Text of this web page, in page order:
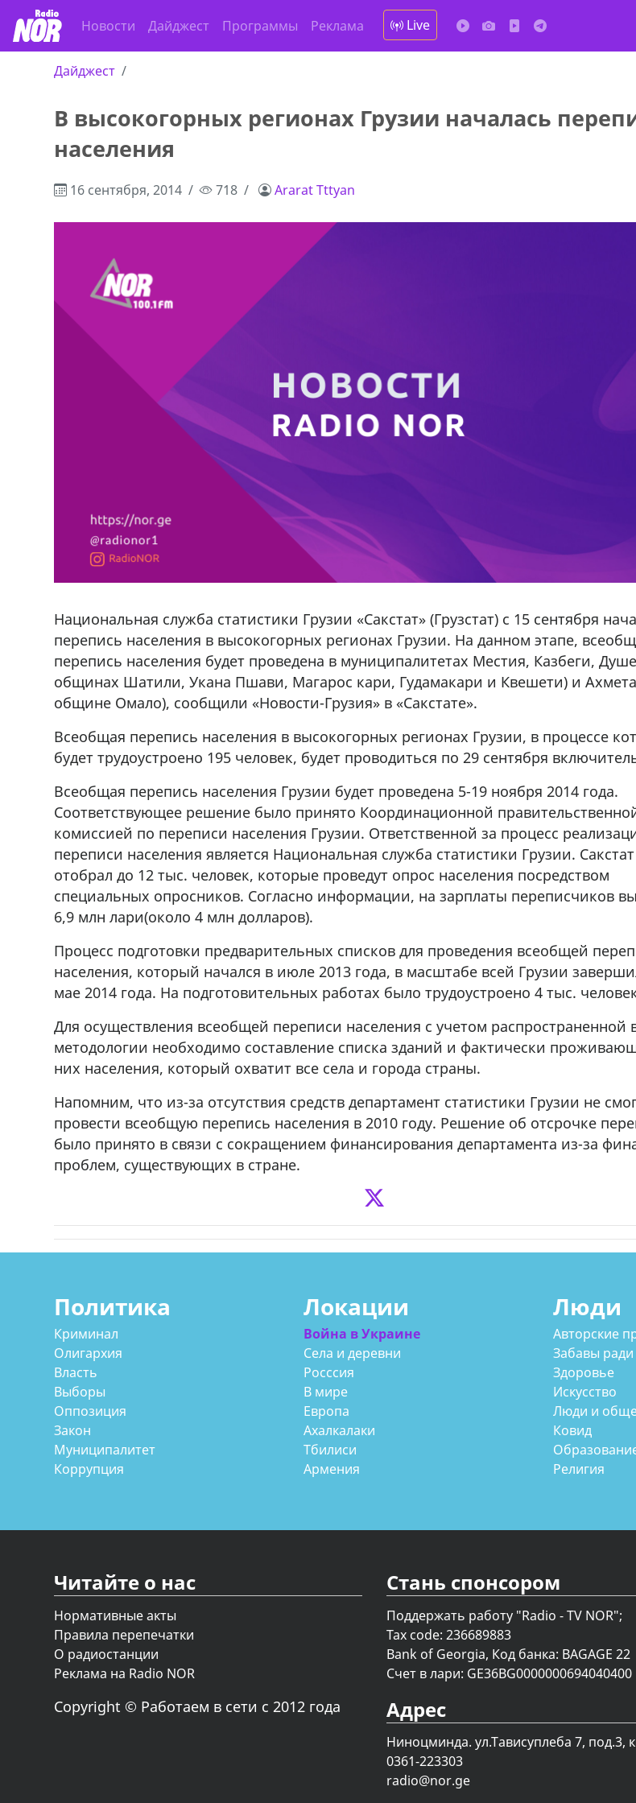
Новости Дайджест Программы Реклама Live
Дайджест
В высокогорных регионах Грузии началась
населения
16 сентября, 2014 718 Ararat Tttyan
Национальная служба статистики Грузии «Сакстат» (Грузстат) с 15 сентября
перепись населения в высокогорных регионах Грузии. На данном этапе,
перепись населения будет проведена в муниципалитетах Местия, Казбеги,
общинах Шатили, Укана Пшави, Магарос кари, Гудамакари и Квешети) и
общине Омало), сообщили «Новости-Грузия» в «Сакстате».
Всеобщая перепись населения в высокогорных регионах Грузии, в процессе
будет трудоустроено 195 человек, будет проводиться по 29 сентября
Всеобщая перепись населения Грузии будет проведена 5-19 ноября 2014 года.
Соответствующее решение было принято Координационной
комиссией по переписи населения Грузии. Ответственной за процесс
переписи населения является Национальная служба статистики Грузии. Сакстат
отобрал до 12 тыс. человек, которые проведут опрос населения посредством
специальных опросников. Согласно информации, на зарплаты переписчиков
6,9 млн лари(около 4 млн долларов).
Процесс подготовки предварительных списков для проведения всеобщей
населения, который начался в июле 2013 года, в масштабе всей Грузии
мае 2014 года. На подготовительных работах было трудоустроено 4 тыс.
Для осуществления всеобщей переписи населения с учетом распространенной
методологии необходимо составление списка зданий и фактически
них населения, который охватит все села и города страны.
Напомним, что из-за отсутствия средств департамент статистики Грузии не
провести всеобщую перепись населения в 2010 году. Решение об отсрочке
было принято в связи с сокращением финансирования департамента из-за
проблем, существующих в стране.
cдается в аренду дом, 571 30 57
Политика
Криминал
Олигархия
Власть
Выборы
Оппозиция
Закон
Муниципалитет
Коррупция
Локации
Война в Украине
Села и деревни
Росссия
В мире
Европа
Ахалкалаки
Тбилиси
Армения
Люди
Авторские
Забавы ради
Здоровье
Искусство
Люди и
Ковид
Религия
Читайте о нас
Нормативные акты
Правила перепечатки
О радиостанции
Реклама на Radio NOR
Copyright © Работаем в сети с 2012 года
Стань спонсором
Поддержать работу "Radio - TV NOR";
Tax code: 236689883
Bank of Georgia, Код банка: BAGAGE 22
Счет в лари: GE36BG0000000694040400
Адрес
Ниноцминда. ул.Тависуплеба 7, под.3,
0361-223303
radio@nor.ge